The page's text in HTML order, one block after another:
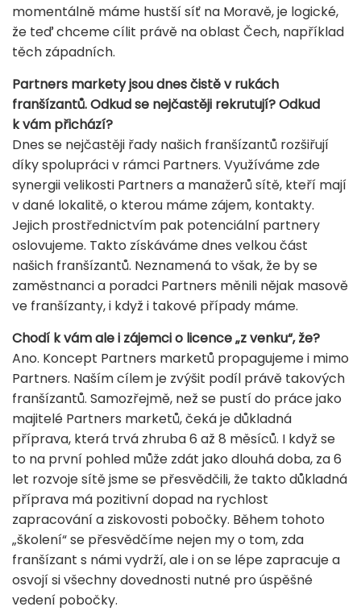
momentálně máme hustší síť na Moravě, je logické,
že teď chceme cílit právě na oblast Čech, například
těch západních.
Partners markety jsou dnes čistě v rukách
franšízantů. Odkud se nejčastěji rekrutují? Odkud
k vám přichází?
Dnes se nejčastěji řady našich franšízantů rozšiřují
díky spolupráci v rámci Partners. Využíváme zde
synergii velikosti Partners a manažerů sítě, kteří mají
v dané lokalitě, o kterou máme zájem, kontakty.
Jejich prostřednictvím pak potenciální partnery
oslovujeme. Takto získáváme dnes velkou část
našich franšízantů. Neznamená to však, že by se
zaměstnanci a poradci Partners měnili nějak masově
ve franšízanty, i když i takové případy máme.
Chodí k vám ale i zájemci o licence „z venku“, že?
Ano. Koncept Partners marketů propagujeme i mimo
Partners. Naším cílem je zvýšit podíl právě takových
franšízantů. Samozřejmě, než se pustí do práce jako
majitelé Partners marketů, čeká je důkladná
příprava, která trvá zhruba 6 až 8 měsíců. I když se
to na první pohled může zdát jako dlouhá doba, za 6
let rozvoje sítě jsme se přesvědčili, že takto důkladná
příprava má pozitivní dopad na rychlost
zapracování a ziskovosti pobočky. Během tohoto
„školení“ se přesvědčíme nejen my o tom, zda
franšízant s námi vydrží, ale i on se lépe zapracuje a
osvojí si všechny dovednosti nutné pro úspěšné
vedení pobočky.